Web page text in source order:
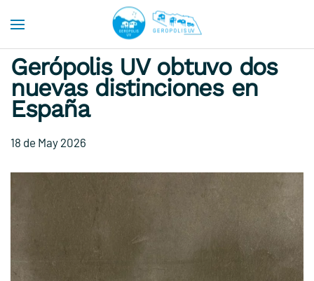
Skip to main content
Gerópolis UV obtuvo dos
nuevas distinciones en
España
18 de May 2026